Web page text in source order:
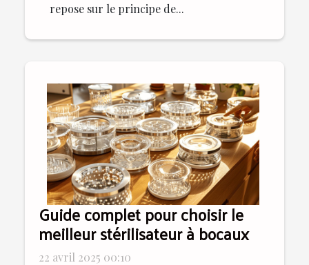
repose sur le principe de...
Guide complet pour choisir le
meilleur stérilisateur à bocaux
22 avril 2025 00:10